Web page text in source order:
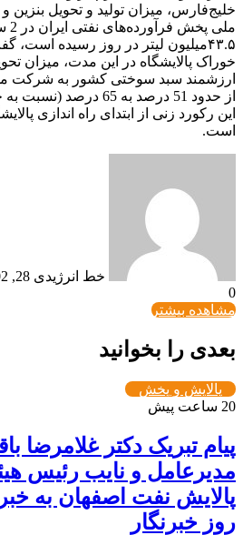
خلیج‌فارس، میزان تولید و تحویل بنزین
۴۳.۵میلیون لیتر در روز رسیده است،
خوراک پالایشگاه در این مدت، میزان
ارزشمند سبد سوختی کشور به شرکت
از حدود 51 درصد به 65
این رکورد زنی از ابتدای راه اندازی
است.
خط انرژیدی 28, 1402
0
مشاهده بیشتر
بعدی را بخوانید
پالایش و پخش
20 ساعت پیش
پیام تبریک دکتر غلامرضا
مدیرعامل و نایب رئیس
پالایش نفت اصفهان به
روز خبرنگار